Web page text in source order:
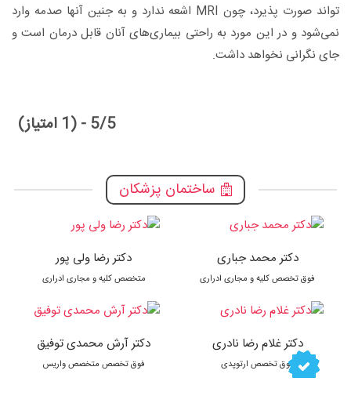
تواند صورت پذیرد، چون MRI اشعه ندارد و به جنین آنها صدمه وارد
نمی‌شود و در این مورد به راحتی بیماری‌های آنان قابل درمان است و
جای نگرانی نخواهد داشت.
5/5 - (1 امتیاز)
ساختمان پزشکان
دکتر محمد جباری
فوق تخصص کلیه و مجاری ادراری
دکتر غلام رضا نادری
فوق تخصص ارتوپدی
دکتر رضا ولی پور
متخصص کلیه و مجاری ادراری
دکتر آرش محمدی توفیق
فوق تخصص متخصص واریس